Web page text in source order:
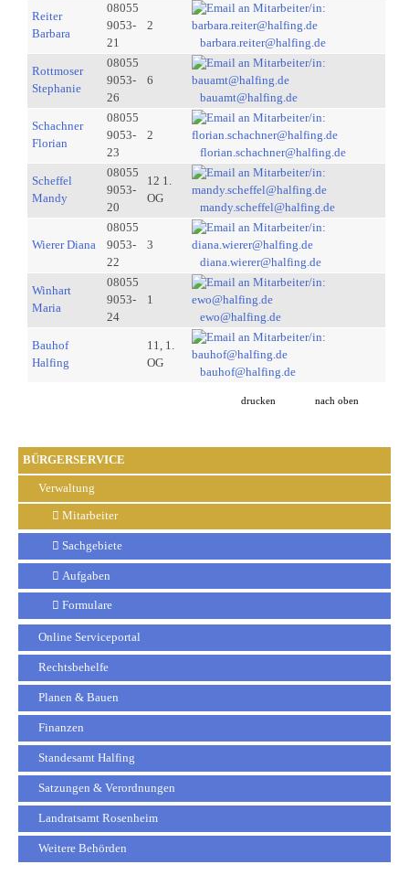
BÜRGERSERVICE
Verwaltung
Mitarbeiter
Sachgebiete
Aufgaben
Formulare
Online Serviceportal
Rechtsbehelfe
Planen & Bauen
Finanzen
Standesamt Halfing
Satzungen & Verordnungen
Landratsamt Rosenheim
Weitere Behörden
Reiter
Barbara
08055
9053-
21
2
barbara.reiter@halfing.de
Rottmoser
Stephanie
08055
9053-
26
6
bauamt@halfing.de
Schachner
Florian
08055
9053-
23
2
florian.schachner@halfing.de
Scheffel
Mandy
08055
9053-
20
12 1.
OG
mandy.scheffel@halfing.de
Wierer Diana
08055
9053-
22
3
diana.wierer@halfing.de
Winhart
Maria
08055
9053-
24
1
ewo@halfing.de
Bauhof
Halfing
11, 1.
OG
bauhof@halfing.de
drucken nach oben